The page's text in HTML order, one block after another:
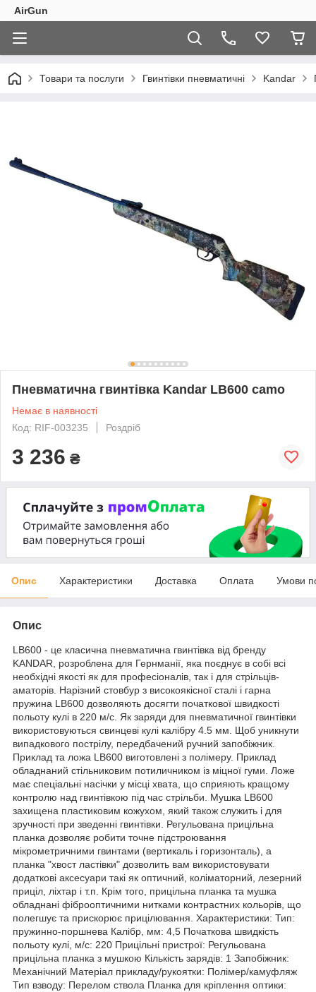
AirGun
Товари та послуги Гвинтівки пневматичні Kandar
Пневматична гвинтівка Kandar LB600 camo
Немає в наявності
Код: RIF-003235
Роздріб
3 236 ₴
Опис Характеристики Доставка Оплата Умови
Опис
LB600 - це класична пневматична гвинтівка від бренду
KANDAR, розроблена для Гернманії, яка поєднує в собі всі
необхідні якості як для професіоналів, так і для стрільців-
аматорів. Нарізний стовбур з високоякісної сталі і гарна
пружина LB600 дозволяють досягти початкової швидкості
польоту кулі в 220 м/с. Як заряди для пневматичної гвинтівки
використовуються свинцеві кулі калібру 4.5 мм. Щоб уникнути
випадкового пострілу, передбачений ручний запобіжник.
Приклад та ложа LB600 виготовлені з полімеру. Приклад
обладнаний стільниковим потиличником із міцної гуми. Ложе
має спеціальні насічки у місці хвата, що сприяють кращому
контролю над гвинтівкою під час стрільби. Мушка LB600
захищена пластиковим кожухом, який також служить і для
зручності при зведенні гвинтівки. Регульована прицільна
планка дозволяє робити точне підстроювання
мікрометричними гвинтами (вертикаль і горизонталь), а
планка "хвост ластівки" дозволить вам використовувати
додаткові аксесуари такі як оптичний, коліматорний, лезерний
приціл, ліхтар і т.п. Крім того, прицільна планка та мушка
обладнані фіброоптичними нитками контрастних кольорів, що
полегшує та прискорює прицілювання. Характеристики: Тип:
пружинно-поршнева Калібр, мм: 4,5 Початкова швидкість
польоту кулі, м/с: 220 Прицільні пристрої: Регульована
прицільна планка з мушкою Кількість зарядів: 1 Запобіжник:
Механічний Матеріал прикладу/рукоятки: Полімер/камуфляж
Тип взводу: Перелом ствола Планка для кріплення оптики: